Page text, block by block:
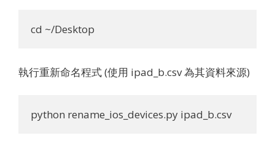
cd ~/Desktop
執行重新命名程式 (使用 ipad_b.csv 為其資料來源)
python rename_ios_devices.py ipad_b.csv